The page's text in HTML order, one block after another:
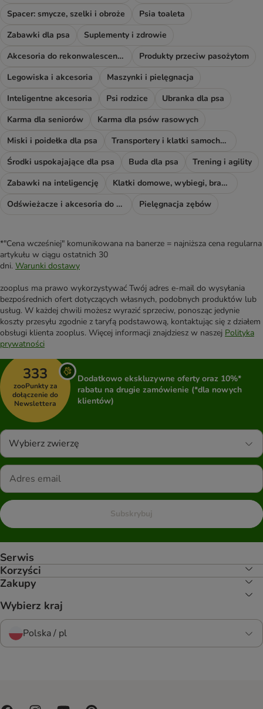
Spacer: smycze, szelki i obroże
Psia toaleta
Zabawki dla psa
Suplementy i zdrowie
Akcesoria do rekonwalescencji
Produkty przeciw pasożytom
Legowiska i akcesoria
Maszynki i pielęgnacja
Inteligentne akcesoria
Psi rodzice
Ubranka dla psa
Karma dla seniorów
Karma dla psów rasowych
Miski i poidełka dla psa
Transportery i klatki samochodowe
Środki uspokajające dla psa
Buda dla psa
Trening i agility
Zabawki na inteligencję
Klatki domowe, wybiegi, bramki i rampy
Odświeżacze i akcesoria do sprzątania
Pielęgnacja zębów
*"Cena wcześniej" komunikowana na banerze = najniższa cena regularna
artykułu w ciągu ostatnich 30
dni. Warunki dostawy
zooplus ma prawo wykorzystywać Twój adres e-mail do wysyłania
bezpośrednich ofert dotyczących własnych, podobnych produktów lub
usług. W każdej chwili możesz wyrazić sprzeciw, ponosząc jedynie
koszty przesyłu zgodnie z taryfą podstawową, kontaktując się z działem
obsługi klienta zooplus. Więcej informacji znajdziesz w naszej Polityka
prywatności
333
zooPunkty za
dołączenie do
Newslettera
Dodatkowo ekskluzywne oferty oraz 10%*
rabatu na drugie zamówienie (*dla nowych
klientów)
Wybierz zwierzę
Subskrybuj
Serwis
Korzyści
Zakupy
Wybierz kraj
Polska / pl